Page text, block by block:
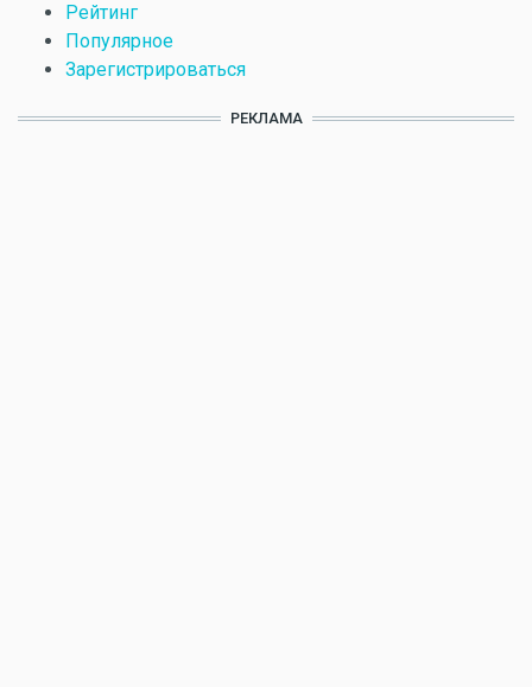
Рейтинг
Популярное
Зарегистрироваться
РЕКЛАМА